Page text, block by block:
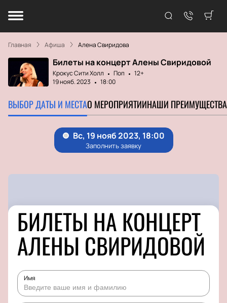
Главная Афиша Алена Свиридова
Билеты на концерт Алены Свиридовой
Крокус Сити Холл Поп
12+
19 нояб. 2023
18:00
ВЫБОР ДАТЫ И МЕСТАО МЕРОПРИЯТИИНАШИ ПРЕИМУЩЕСТВА
БИЛЕТЫ НА КОНЦЕРТ
АЛЕНЫ СВИРИДОВОЙ
Имя